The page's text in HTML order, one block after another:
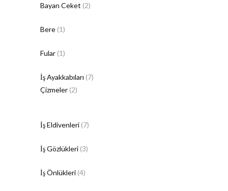
Bayan Ceket (2)
Bere (1)
Fular (1)
İş Ayakkabıları (7)
Çizmeler (2)
İş Eldivenleri (7)
İş Gözlükleri (3)
İş Önlükleri (4)